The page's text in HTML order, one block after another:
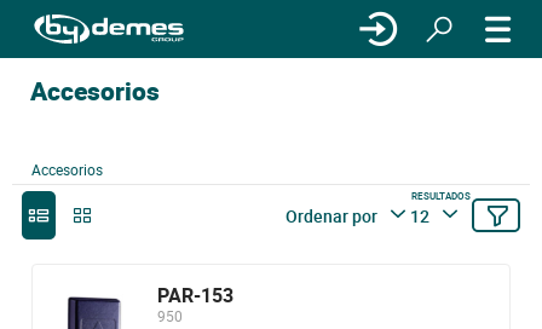
Accesorios
Accesorios
Ordenar por
RESULTADOS
12
PAR-153
950